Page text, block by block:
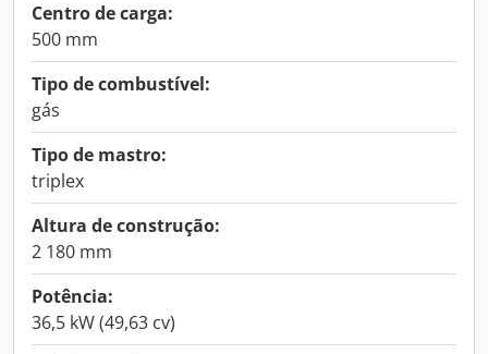
Centro de carga:
500 mm
Tipo de combustível:
gás
Tipo de mastro:
triplex
Altura de construção:
2 180 mm
Potência:
36,5 kW (49,63 cv)